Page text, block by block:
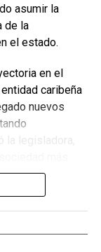
asumir la
de la
el estado.
en el
caribeña
nuevos
la legisladora,
Asimismo,